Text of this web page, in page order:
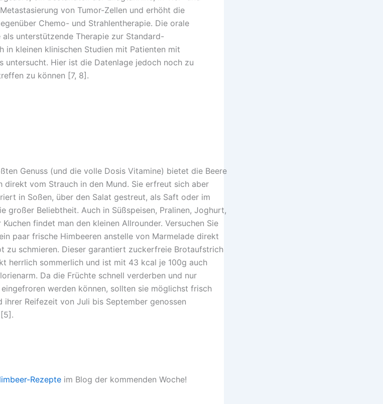
von Tumor-Zellen und erhöht die
Chemo- und Strahlentherapie. Die orale
unterstützende Therapie zur Standard-
in kleinen klinischen Studien mit Patienten mit
untersucht. Hier ist die Datenlage jedoch noch zu
zu können [7, 8].
Genuss (und die volle Dosis Vitamine) bietet die Beere
direkt vom Strauch in den Mund. Sie erfreut sich aber
in Soßen, über den Salat gestreut, als Saft oder im
großer Beliebtheit. Auch in Süßspeisen, Pralinen, Joghurt,
Kuchen findet man den kleinen Allrounder. Versuchen Sie
paar frische Himbeeren anstelle von Marmelade direkt
zu schmieren. Dieser garantiert zuckerfreie Brotaufstrich
herrlich sommerlich und ist mit 43 kcal je 100g auch
Da die Früchte schnell verderben und nur
werden können, sollten sie möglichst frisch
ihrer Reifezeit von Juli bis September genossen
Rezepte im Blog der kommenden Woche!